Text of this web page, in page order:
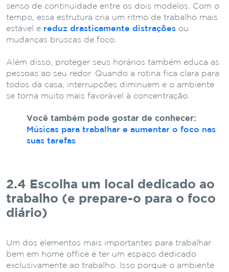
senso de continuidade entre os dois modelos. Com o
tempo, essa estrutura cria um ritmo de trabalho mais
estável e reduz drasticamente distrações ou
mudanças bruscas de foco.
Além disso, proteger seus horários também educa as
pessoas ao seu redor. Quando a rotina fica clara para
todos da casa, interrupções diminuem e o ambiente
se torna muito mais favorável à concentração.
Você também pode gostar de conhecer:
Músicas para trabalhar e aumentar o foco nas
suas tarefas
2.4 Escolha um local dedicado ao
trabalho (e prepare-o para o foco
diário)
Um dos elementos mais importantes para trabalhar
bem em home office é ter um espaço dedicado
exclusivamente ao trabalho. Isso porque o ambiente